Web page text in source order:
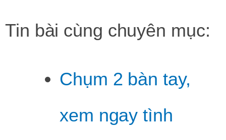
Tin bài cùng chuyên mục:
Chụm 2 bàn tay,
xem ngay tình